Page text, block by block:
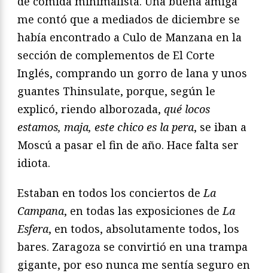
me contó que a mediados de diciembre se
había encontrado a Culo de Manzana en la
sección de complementos de El Corte
Inglés, comprando un gorro de lana y unos
guantes Thinsulate, porque, según le
explicó, riendo alborozada, qué locos
estamos, maja, este chico es la pera, se iban a
Moscú a pasar el fin de año. Hace falta ser
idiota.
Estaban en todos los conciertos deLa
Campana, en todas las exposiciones deLa
Esfera, en todos, absolutamente todos, los
bares. Zaragoza se convirtió en una trampa
gigante, por eso nunca me sentía seguro en